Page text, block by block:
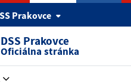
Prakovce
DSS Prakovce
Oficiálna stránka